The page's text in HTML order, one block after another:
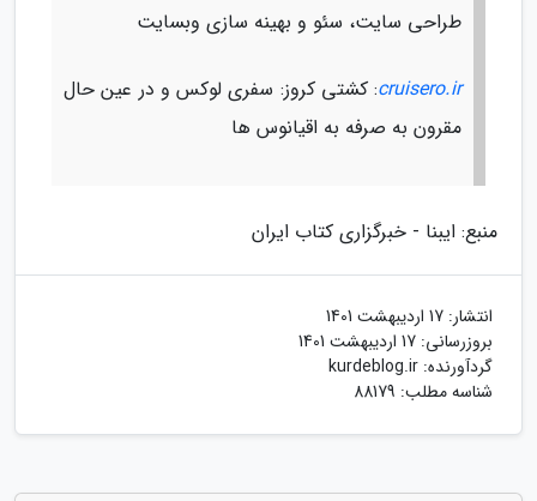
طراحی سایت، سئو و بهینه سازی وبسایت
cruisero.ir: کشتی کروز: سفری لوکس و در عین حال
مقرون به صرفه به اقیانوس ها
منبع: ایبنا - خبرگزاری کتاب ایران
انتشار: 17 اردیبهشت 1401
بروزرسانی: 17 اردیبهشت 1401
گردآورنده: kurdeblog.ir
شناسه مطلب: 88179